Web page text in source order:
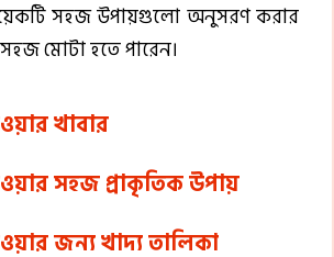
সহজ উপায়গুলো অনুসরণ করার
মোটা হতে পারেন।
খাবার
সহজ প্রাকৃতিক উপায়
জন্য খাদ্য তালিকা